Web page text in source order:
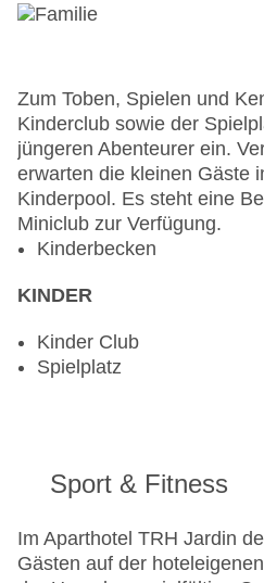
Zum Toben, Spielen und
Kinderclub sowie der
jüngeren Abenteurer ein.
erwarten die kleinen Gäste
Kinderpool. Es steht eine
Miniclub zur Verfügung.
Kinderbecken
KINDER
Kinder Club
Spielplatz
Sport & Fitness
Im Aparthotel TRH Jardin
Gästen auf der